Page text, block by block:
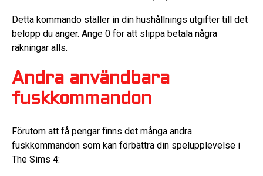
Detta kommando ställer in din hushållnings utgifter till det
belopp du anger. Ange 0 för att slippa betala några
räkningar alls.
Andra användbara
fuskkommandon
Förutom att få pengar finns det många andra
fuskkommandon som kan förbättra din spelupplevelse i
The Sims 4: